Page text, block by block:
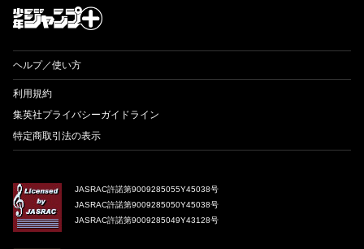
ヘルプ／使い方
利用規約
集英社プライバシーガイドライン
特定商取引法の表示
JASRAC許諾第9009285055Y45038号
JASRAC許諾第9009285050Y45038号
JASRAC許諾第9009285049Y43128号